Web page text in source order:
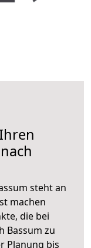
steht an
machen
die bei
Bassum zu
Planung bis